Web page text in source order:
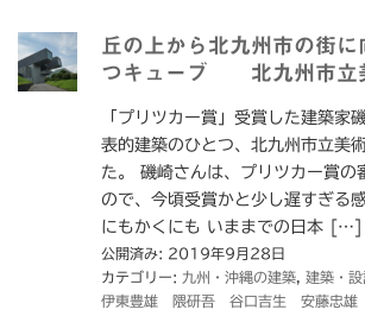
丘の上から北九州市の街
つキューブ 北九州市立
「プリツカー賞」受賞した建築家
表的建築のひとつ、北九州市立美
た。 磯崎さんは、プリツカー賞の
ので、今頃受賞かと少し遅すぎる
にもかくにも いままでの日本 […]
公開済み: 2019年9月28日
カテゴリー: 九州・沖縄の建築 建築・
伊東豊雄 隈研吾 谷口吉生 安藤忠